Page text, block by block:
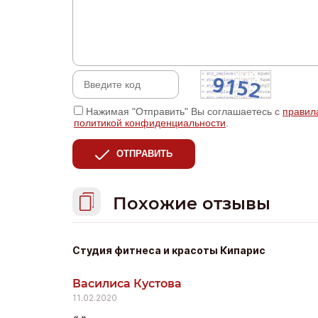
Нажимая "Отправить" Вы соглашаетесь с
политикой конфиденциальности
ОТПРАВИТЬ
Похожие отзывы
Студия фитнеса и красоты Кипарис
Василиса Кустова
11.02.2020